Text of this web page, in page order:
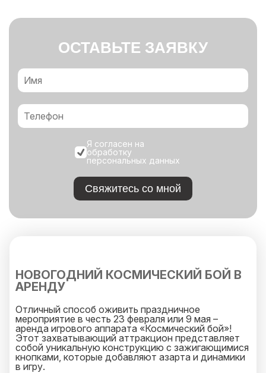
ОСТАВЬТЕ ЗАЯВКУ
Я согласен на
обработку
персональных данных
Свяжитесь со мной
НОВОГОДНИЙ КОСМИЧЕСКИЙ БОЙ В
АРЕНДУ
Отличный способ оживить праздничное
мероприятие в честь 23 февраля или 9 мая –
аренда игрового аппарата «Космический бой»!
Этот захватывающий аттракцион представляет
собой уникальную конструкцию с зажигающимися
кнопками, которые добавляют азарта и динамики
в игру.